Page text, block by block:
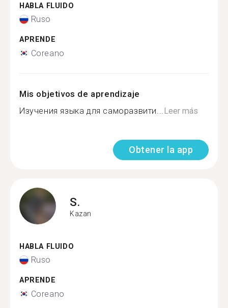
HABLA FLUIDO
Ruso
APRENDE
Coreano
Mis objetivos de aprendizaje
Изучения языка для саморазвити... Leer más
Obtener la app
S.
Kazan
HABLA FLUIDO
Ruso
APRENDE
Coreano